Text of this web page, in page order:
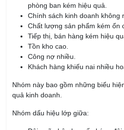
phòng ban kém hiệu quả.
Chính sách kinh doanh không
Chất lượng sản phẩm kém ổn
Tiếp thị, bán hàng kém hiệu
Tồn kho cao.
Công nợ nhiều.
Khách hàng khiếu nai nhiều
Nhóm này bao gồm những biểu
quả kinh doanh.
Nhóm dấu hiệu lớp giữa: